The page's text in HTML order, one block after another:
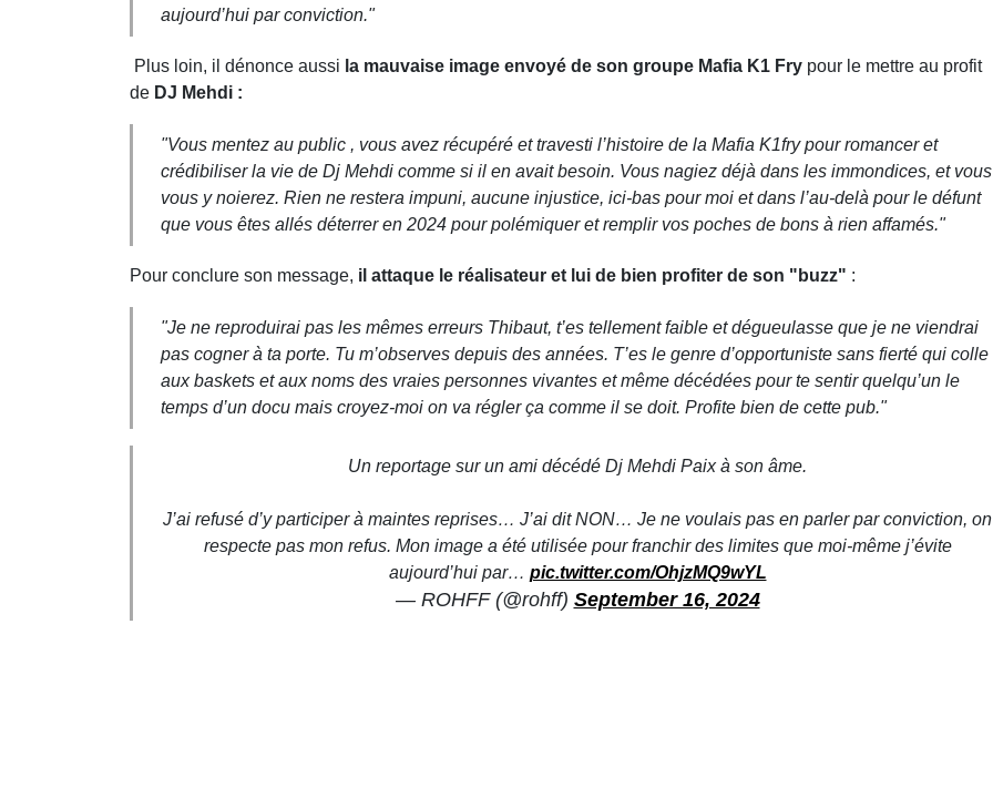
aujourd’hui par conviction."
Plus loin, il dénonce aussi la mauvaise image envoyé de son groupe Mafia K1 Fry pour le mettre au profit
de DJ Mehdi :
"Vous mentez au public , vous avez récupéré et travesti l’histoire de la Mafia K1fry pour romancer et
crédibiliser la vie de Dj Mehdi comme si il en avait besoin. Vous nagiez déjà dans les immondices, et vous
vous y noierez. Rien ne restera impuni, aucune injustice, ici-bas pour moi et dans l’au-delà pour le défunt
que vous êtes allés déterrer en 2024 pour polémiquer et remplir vos poches de bons à rien affamés."
Pour conclure son message, il attaque le réalisateur et lui de bien profiter de son "buzz" :
"Je ne reproduirai pas les mêmes erreurs Thibaut, t’es tellement faible et dégueulasse que je ne viendrai
pas cogner à ta porte. Tu m’observes depuis des années. T’es le genre d’opportuniste sans fierté qui colle
aux baskets et aux noms des vraies personnes vivantes et même décédées pour te sentir quelqu’un le
temps d’un docu mais croyez-moi on va régler ça comme il se doit. Profite bien de cette pub."
Un reportage sur un ami décédé Dj Mehdi Paix à son âme.
J’ai refusé d’y participer à maintes reprises… J’ai dit NON… Je ne voulais pas en parler par conviction, on
respecte pas mon refus. Mon image a été utilisée pour franchir des limites que moi-même j’évite
aujourd’hui par… pic.twitter.com/OhjzMQ9wYL
— ROHFF (@rohff) September 16, 2024